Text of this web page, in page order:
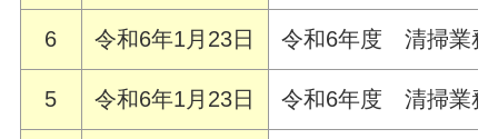
6 令和6年1月23日 令和6年度 清掃業務
5 令和6年1月23日 令和6年度 清掃業務